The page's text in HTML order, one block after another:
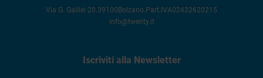
Via G. Galilei 20.39100 Bolzano. Part.IVA02432620215
info@twenty.it
Iscriviti alla Newsletter